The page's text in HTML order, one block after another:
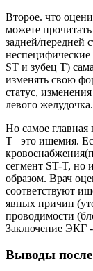
Второе. что
можете
задней/передней
неспецифические
ST и зубец T)
изменять свою
статус,
левого желудочка.
Но самое главная
T –это ишемия.
сегмент ST-T, но
образом. Врач
соответствуют
явных причин
проводимости
Заключение ЭКГ -
Выводы